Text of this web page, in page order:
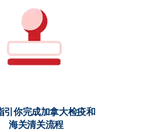
引你完成加拿大检疫和
海关清关流程